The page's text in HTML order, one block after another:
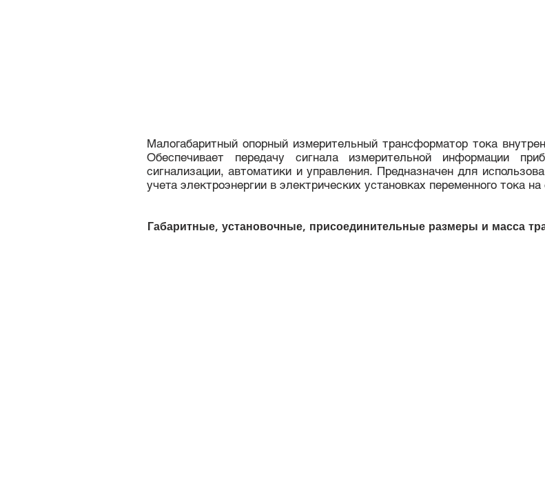
Малогабаритный опорный измерительный трансформатор тока
Обеспечивает передачу сигнала измерительной информации
сигнализации, автоматики и управления. Предназначен для
учета электроэнергии в электрических установках переменного тока
Габаритные, установочные, присоединительные размеры и масса